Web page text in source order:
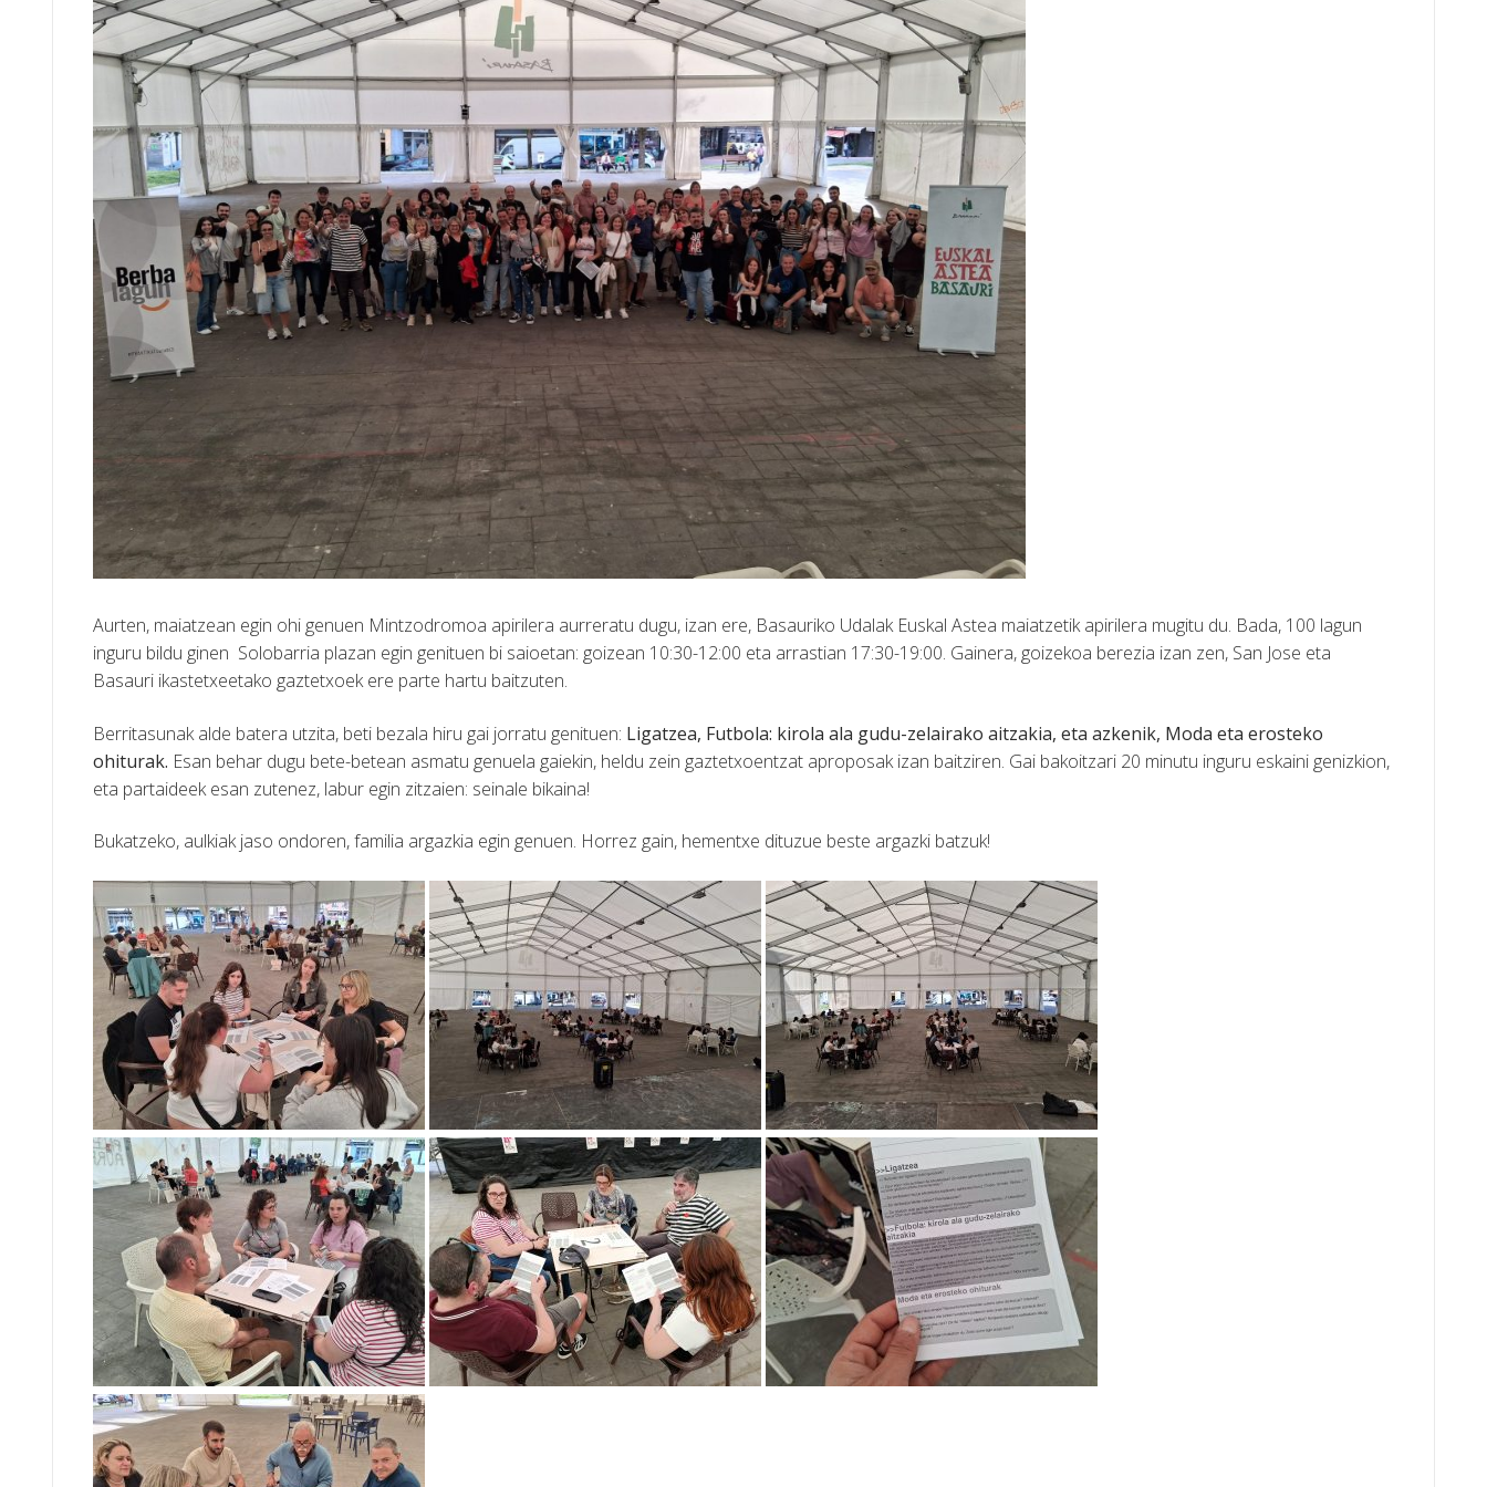
Aurten, maiatzean egin ohi genuen Mintzodromoa apirilera aurreratu dugu, izan ere, Basauriko Udalak Euskal Astea maiatzetik apirilera mugitu du. Bada, 100 lagun
inguru bildu ginen Solobarria plazan egin genituen bi saioetan: goizean 10:30-12:00 eta arrastian 17:30-19:00. Gainera, goizekoa berezia izan zen, San Jose eta
Basauri ikastetxeetako gaztetxoek ere parte hartu baitzuten.
Berritasunak alde batera utzita, beti bezala hiru gai jorratu genituen: Ligatzea, Futbola: kirola ala gudu-zelairako aitzakia, eta azkenik, Moda eta erosteko
ohiturak. Esan behar dugu bete-betean asmatu genuela gaiekin, heldu zein gaztetxoentzat aproposak izan baitziren. Gai bakoitzari 20 minutu inguru eskaini genizkion,
eta partaideek esan zutenez, labur egin zitzaien: seinale bikaina!
Bukatzeko, aulkiak jaso ondoren, familia argazkia egin genuen. Horrez gain, hementxe dituzue beste argazki batzuk!